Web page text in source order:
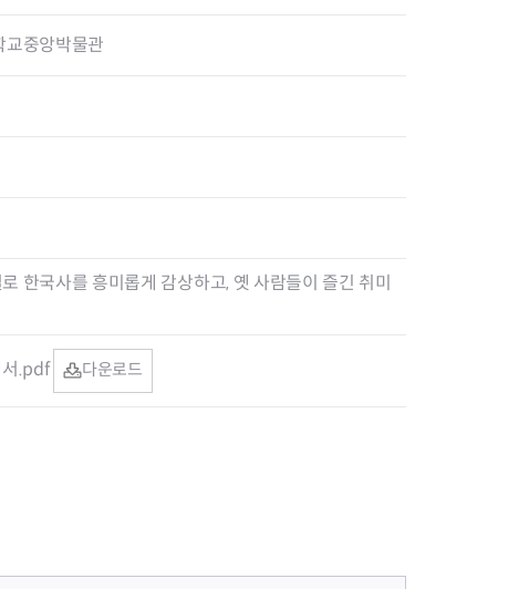
중앙박물관
한국사를 흥미롭게 감상하고, 옛 사람들이 즐긴 취미
서.pdf 다운로드